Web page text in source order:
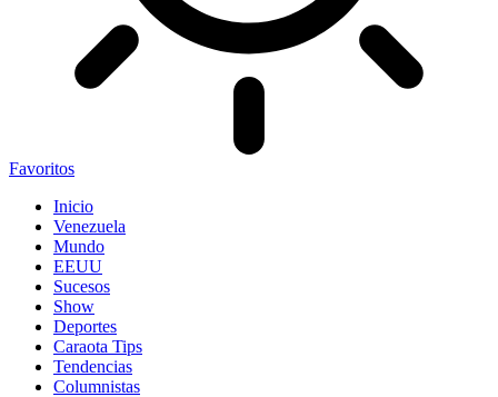
Favoritos
Inicio
Venezuela
Mundo
EEUU
Sucesos
Show
Deportes
Caraota Tips
Tendencias
Columnistas